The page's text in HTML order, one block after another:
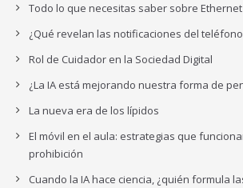
Todo lo que necesitas saber sobre Ethernet
¿Qué revelan las notificaciones del
Rol de Cuidador en la Sociedad Digital
¿La IA está mejorando nuestra forma de
La nueva era de los lípidos
El móvil en el aula: estrategias que
prohibición
Cuando la IA hace ciencia, ¿quién formula